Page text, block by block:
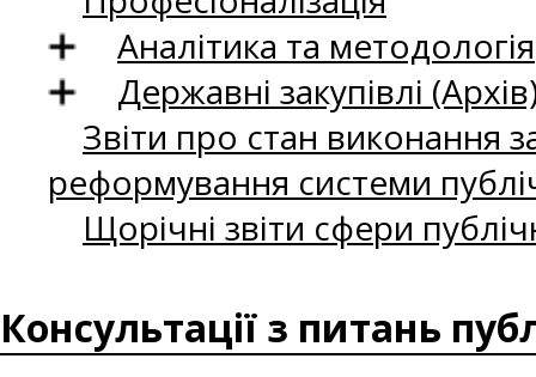
Аналітика та методологія
Державні закупівлі
Звіти про стан виконання
реформування системи
Щорічні звіти сфери
Консультації з питань